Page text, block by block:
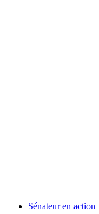
Sénateur en action